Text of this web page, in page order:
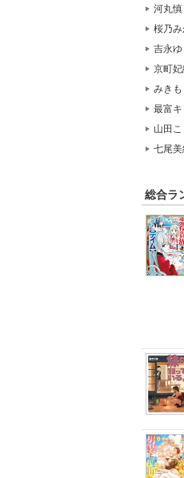
河丸慎
桜乃
吉永ゆ
京町
みき
最富
山田こ
七尾
総合ラ